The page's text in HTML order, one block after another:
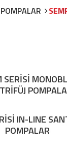
POMPALAR
SERİSİ
IN-LINE
POMPALAR